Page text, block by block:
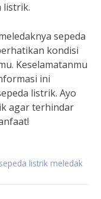
listrik.
sepeda
kondisi
Keselamatanmu
ini
listrik. Ayo
agar terhindar
listrik meledak